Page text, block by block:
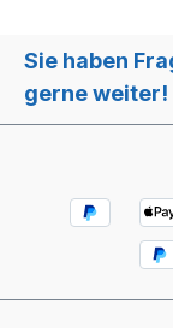
Sie haben
gerne weiter!